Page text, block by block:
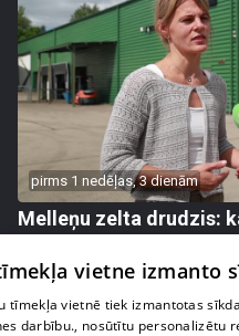
pirms 1 nedēļas, 3 dienām
Melleņu zelta drudzis:
409. epizodevietne izmanto
tīmekļa vietnē tiek izmantotas
darbību., nosūtītu personalizētu